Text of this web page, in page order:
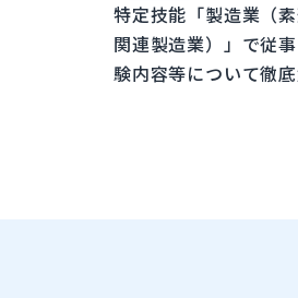
特定技能「製造業（
関連製造業）」で従
験内容等について徹